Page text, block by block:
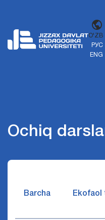
O'ZB
РУС
ENG
Ochiq
Barcha Ekofaol